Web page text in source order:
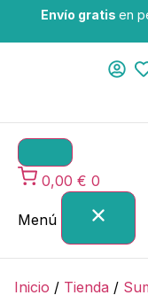
Envío gratis en
0,00 € 0
Menú
Inicio / Tienda /